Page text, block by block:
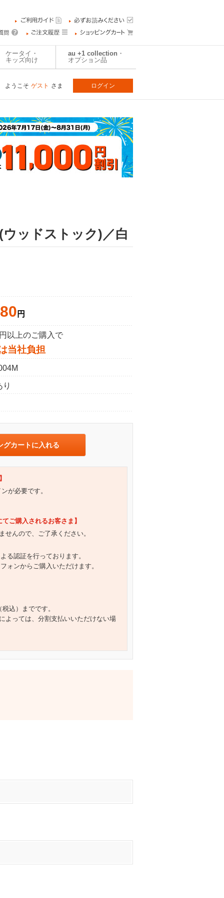
ケータイ・
キッズ向け
au +1 collection・
オプション品
ようこそ ゲスト さま ログイン
ッドストック)／白
円
以上のご購入で
当社負担
り
グカートに入れる
が必要です。
ご購入されるお客さま】
せんので、ご了承ください。
る認証を行っております。
ォンからご購入いただけます。
込）までです。
よっては、分割支払いいただけない場